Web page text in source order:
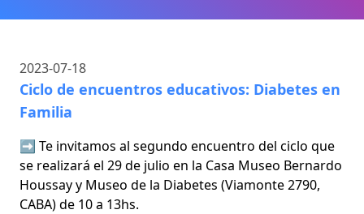
2023-07-18
Ciclo de encuentros educativos: Diabetes en
Familia
➡️ Te invitamos al segundo encuentro del ciclo que
se realizará el 29 de julio en la Casa Museo Bernardo
Houssay y Museo de la Diabetes (Viamonte 2790,
CABA) de 10 a 13hs.